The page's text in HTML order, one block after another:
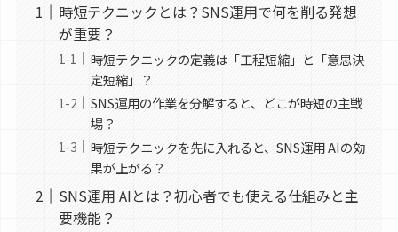
時短テクニックとは？SNS運用で何を削る発想
が重要？
時短テクニックの定義は「工程短縮」と「意思決
定短縮」？
SNS運用の作業を分解すると、どこが時短の主戦
場？
時短テクニックを先に入れると、SNS運用 AIの効
果が上がる？
SNS運用 AIとは？初心者でも使える仕組みと主
要機能？